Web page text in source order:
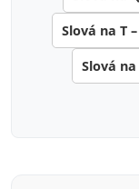
Slová na T –
Slová na